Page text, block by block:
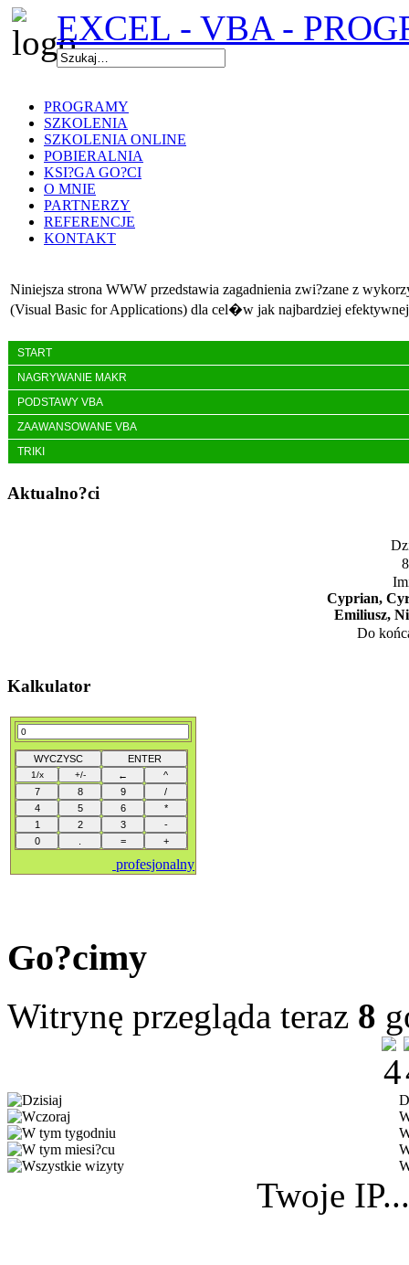
EXCEL - VBA -
PROGRAMY
SZKOLENIA
SZKOLENIA ONLINE
POBIERALNIA
KSI?GA GO?CI
O MNIE
PARTNERZY
REFERENCJE
KONTAKT
Niniejsza strona WWW przedstawia zagadnienia zwi?zane z
(Visual Basic for Applications) dla cel�w jak najbardziej
START
NAGRYWANIE MAKR
PODSTAWY VBA
ZAAWANSOWANE VBA
TRIKI
Aktualno?ci
Cyprian,
Emiliusz,
Do
Kalkulator
profesjonalny
Go?cimy
Witrynę przegląda teraz 8
Twoje IP...